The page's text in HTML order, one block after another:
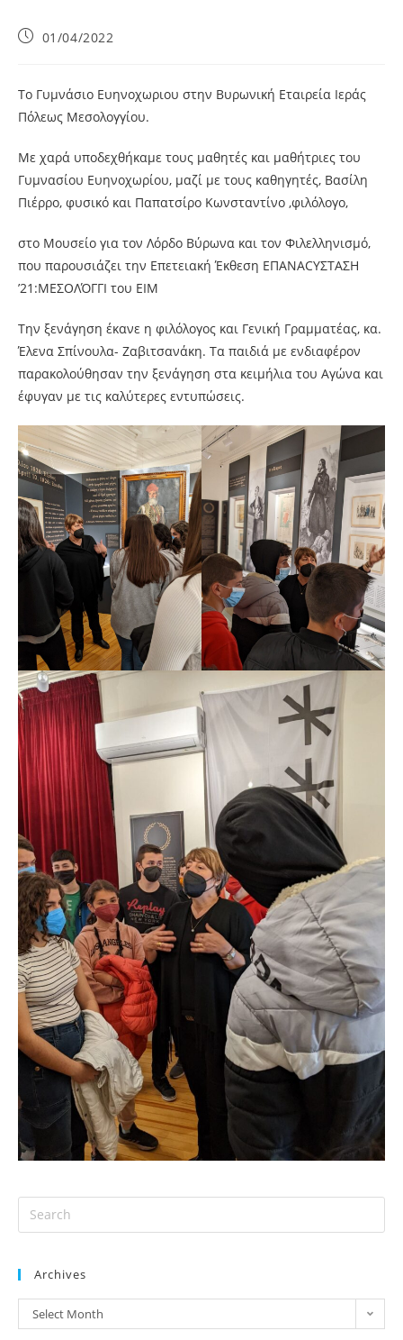
01/04/2022
Το Γυμνάσιο Ευηνοχωριου στην Βυρωνική Εταιρεία Ιεράς
Πόλεως Μεσολογγίου.
Με χαρά υποδεχθήκαμε τους μαθητές και μαθήτριες του
Γυμνασίου Ευηνοχωρίου, μαζί με τους καθηγητές, Βασίλη
Πιέρρο, φυσικό και Παπατσίρο Κωνσταντίνο ,φιλόλογο,
στο Μουσείο για τον Λόρδο Βύρωνα και τον Φιλελληνισμό,
που παρουσιάζει την Επετειακή Έκθεση ΕΠΑΝΑCYΣΤΑΣΗ
’21:ΜΕΣΟΛΌΓΓΙ του ΕΙΜ
Την ξενάγηση έκανε η φιλόλογος και Γενική Γραμματέας, κα.
Έλενα Σπίνουλα- Ζαβιτσανάκη. Τα παιδιά με ενδιαφέρον
παρακολούθησαν την ξενάγηση στα κειμήλια του Αγώνα και
έφυγαν με τις καλύτερες εντυπώσεις.
Archives
Select Month